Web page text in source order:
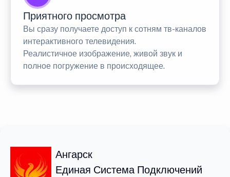
Приятного просмотра
Вы сразу получаете доступ к сотням тв-каналов
интерактивного телевидения.
Реалистичное изображение, живой звук и
полное погружение в происходящее.
Ангарск
Единая Система Подключений